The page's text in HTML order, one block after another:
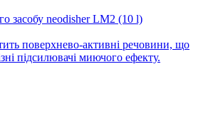
засобу neodisher LM2 (10 l)
поверхнево-активні речовини, що
підсилювачі миючого ефекту.